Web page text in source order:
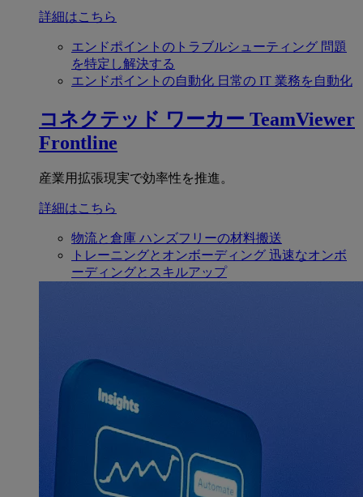
詳細はこちら
エンドポイントのトラブルシューティング 問題
を特定し解決する
エンドポイントの自動化 日常の IT 業務を自動化
コネクテッド ワーカー TeamViewer
Frontline
産業用拡張現実で効率性を推進。
詳細はこちら
物流と倉庫 ハンズフリーの材料搬送
トレーニングとオンボーディング 迅速なオンボ
ーディングとスキルアップ